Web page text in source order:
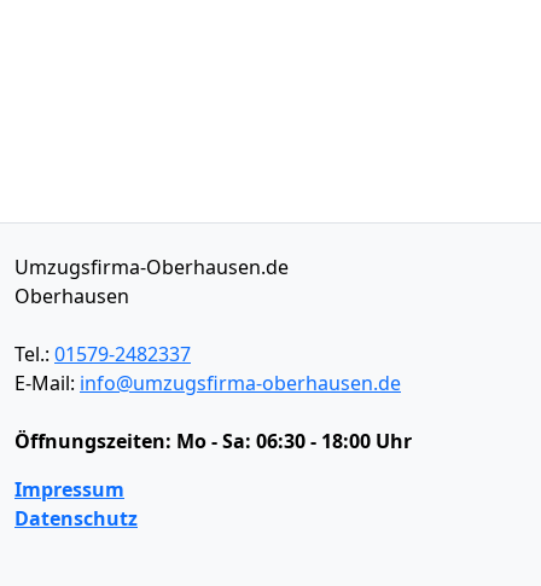
Umzugsfirma-Oberhausen.de
Oberhausen
Tel.: 01579-2482337
E-Mail: info@umzugsfirma-oberhausen.de
Öffnungszeiten: Mo - Sa: 06:30 - 18:00 Uhr
Impressum
Datenschutz